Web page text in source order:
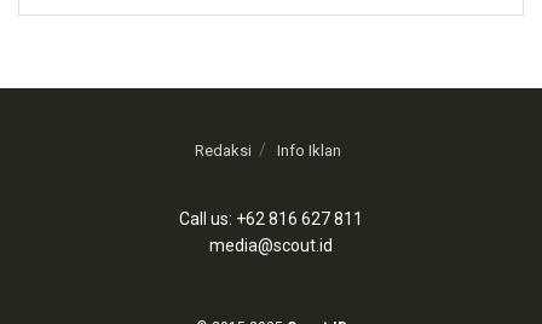
Redaksi Info Iklan
Call us: +62 816 627 811
media@scout.id